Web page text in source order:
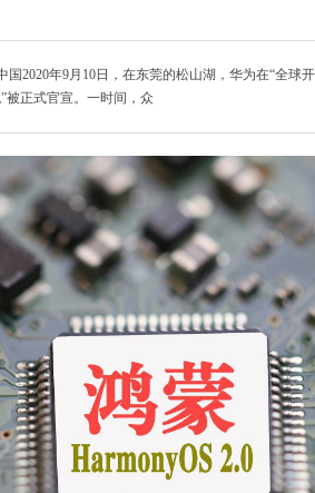
2020年9月10日，在东莞的松山湖，华为在“全球
被正式官宣。一时间，众